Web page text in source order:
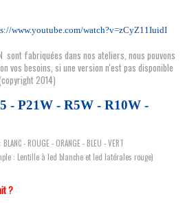
www.youtube.com/watch?v=zCyZ11IuidI
sont fabriquées dans nos ateliers, nous pouvons
vos besoins, si une version n'est pas disponible
2014)
- P21W - R5W - R10W -
BLANC - ROUGE - ORANGE - BLEU - VERT
: Lentille à led blanche et led latérales rouge)
?